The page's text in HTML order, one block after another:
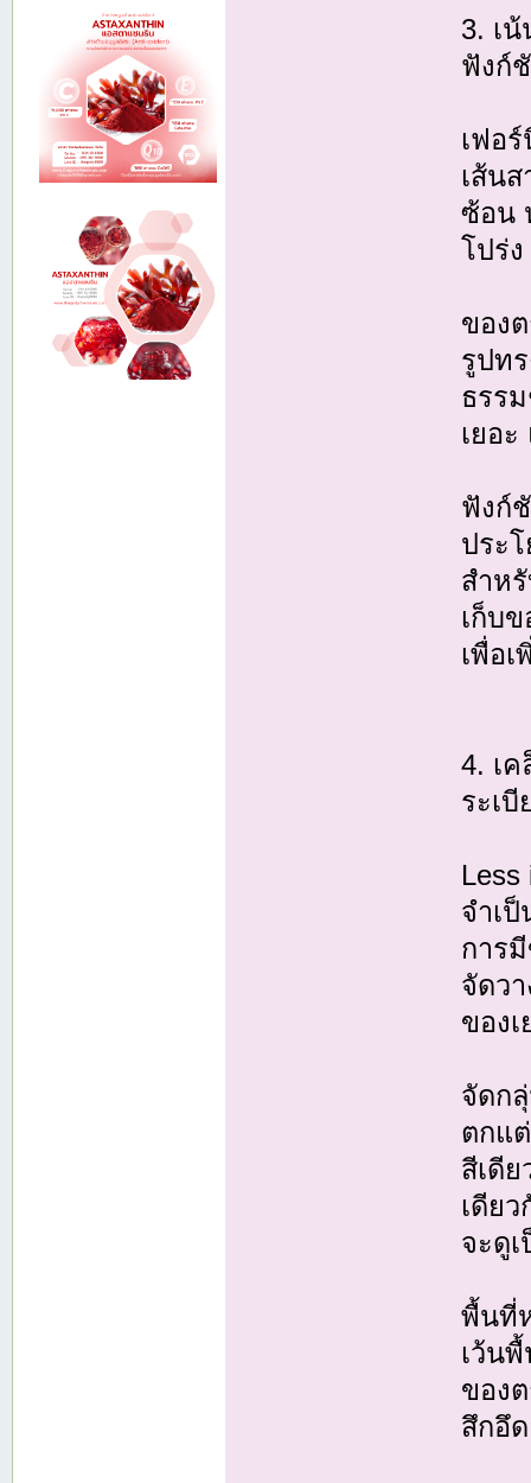
3. เ
ฟังก์
เฟอ
เส้น
ซ้อน
โปร่ง
ของ
รูปท
ธรร
เยอ
ฟังก์
ประ
สำห
เก็บ
เพื่อ
4. เ
ระเ
จำเ
การ
จัดว
ของ
จัดก
ตกแ
สีเดี
เดีย
จะดู
พื้นที่
เว้น
ของ
สึกอึ